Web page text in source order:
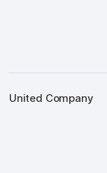
United Company